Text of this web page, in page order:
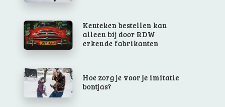
Kenteken bestellen kan
alleen bij door RDW
erkende fabrikanten
Hoe zorg je voor je imitatie
bontjas?